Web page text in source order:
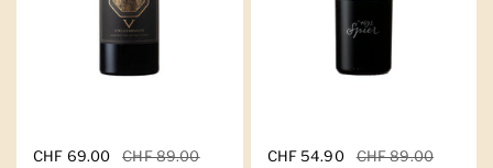
Regulärer Preis
CHF 69.00 Sale-Preis
CHF 89.00 Regulärer Preis
CHF 54.90 Sale-Preis
CHF 89.00